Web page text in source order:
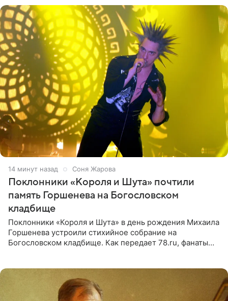
14 минут назад Соня Жарова
Поклонники «Короля и Шута» почтили
память Горшенева на Богословском
кладбище
Поклонники «Короля и Шута» в день рождения Михаила
Горшенева устроили стихийное собрание на
Богословском кладбище. Как передает 78.ru, фанаты